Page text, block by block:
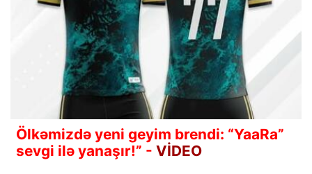
Ölkəmizdə yeni geyim brendi: “YaaRa”
sevgi ilə yanaşır!” - VİDEO